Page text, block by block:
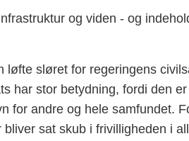
og viden - og
løfte sløret for regeringens
har stor betydning, fordi den
for andre og hele samfundet.
sat skub i frivilligheden i